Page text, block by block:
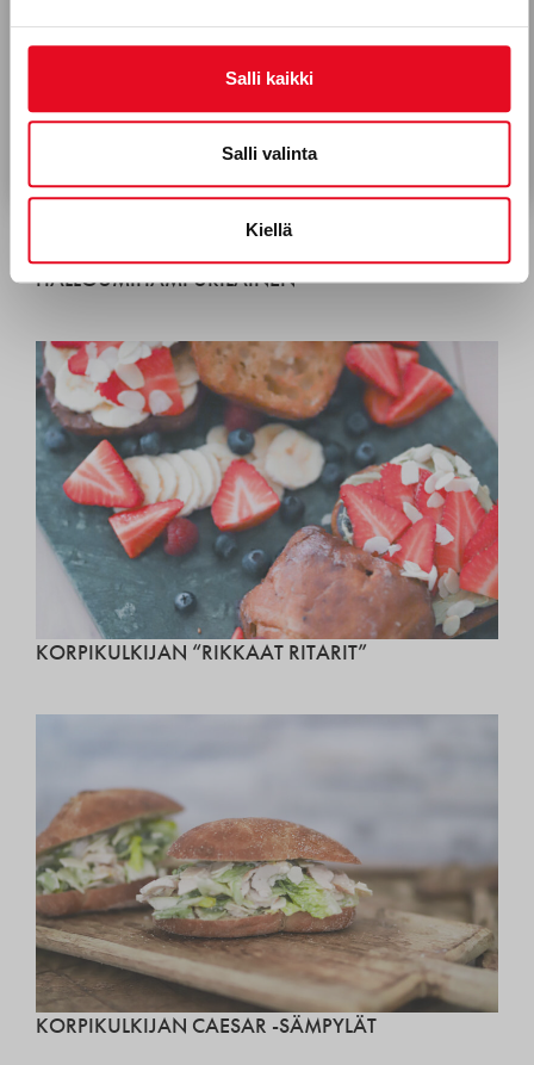
Salli kaikki
Salli valinta
Kiellä
HALLOUMIHAMPURILAINEN
KORPIKULKIJAN “RIKKAAT RITARIT”
KORPIKULKIJAN CAESAR -SÄMPYLÄT
Hyväksyn Porokylän Leipomo Oy:n viestinnän.*
Tietosuojaseloste
Tilaa uutiskirje